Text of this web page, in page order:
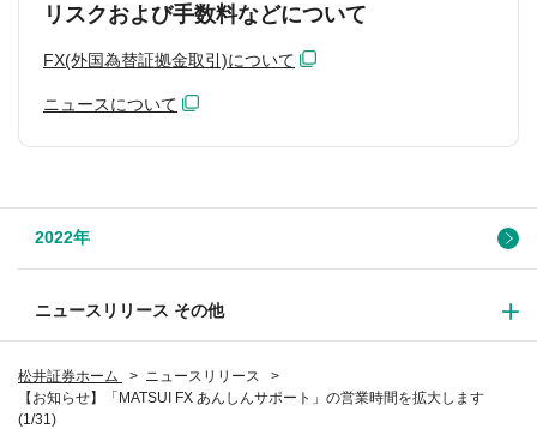
松井証券ホーム
ニュースリリース
【お知らせ】「MATSUI FX あんしんサポート」の営業時間を拡大します
(1/31)
リスクおよび手数料などについて
FX(外国為替証拠金取引)について
ニュースについて
2022年
ニュースリリース その他